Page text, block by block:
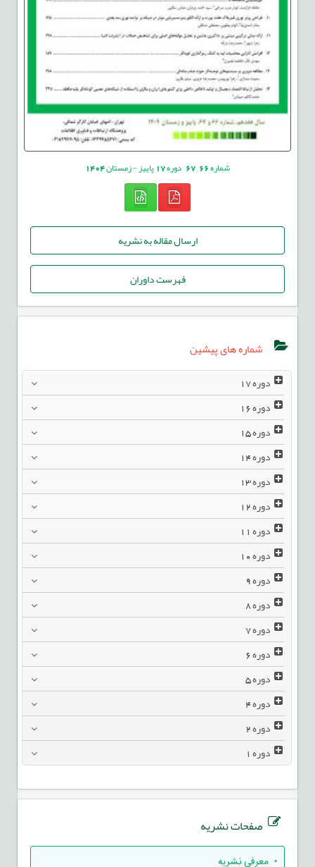
شماره66
,
67 دوره17پاییز - زمستان1404
ارسال مقاله به نشریه
فهرست داوران
شماره های پیشین
دوره17
دوره16
دوره15
دوره14
دوره13
دوره12
دوره11
دوره10
دوره9
دوره8
دوره7
دوره6
دوره5
دوره4
دوره2
دوره1
صفحات نشریه
• معرفی نشریه